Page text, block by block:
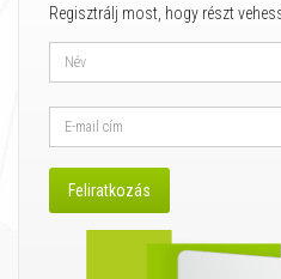
Regisztrálj most, hogy részt